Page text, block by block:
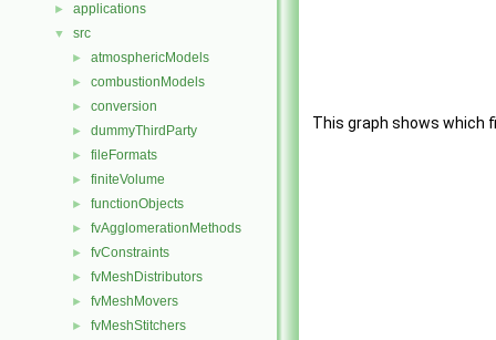
► applications
▼ src
► atmosphericModels
► combustionModels
► conversion
► dummyThirdParty
► fileFormats
► finiteVolume
► functionObjects
► fvAgglomerationMethods
► fvConstraints
► fvMeshDistributors
► fvMeshMovers
► fvMeshStitchers
This graph shows which